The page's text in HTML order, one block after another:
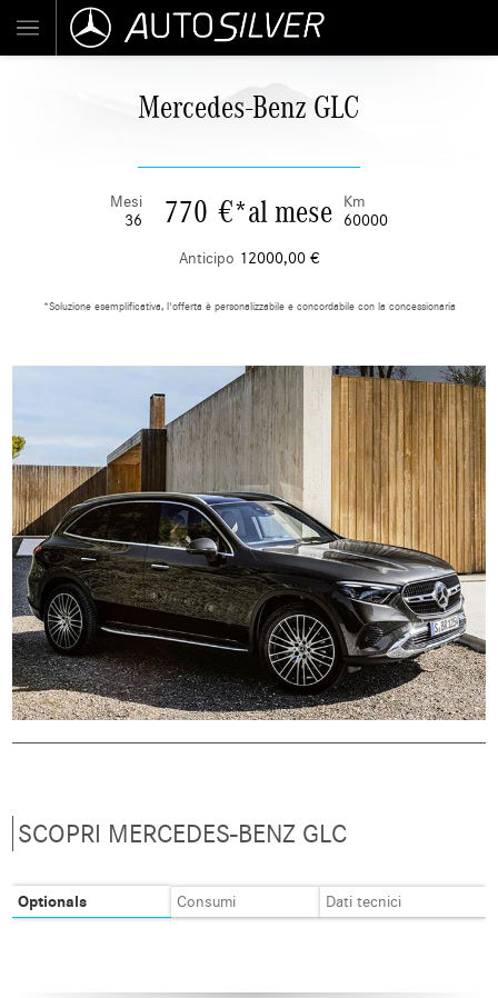
Mercedes-Benz GLC
Mesi
36
770 €*al mese
Km
60000
Anticipo 12000,00 €
*Soluzione esemplificativa, l'offerta è personalizzabile e concordabile con la concessionaria
SCOPRI MERCEDES-BENZ GLC
Optionals Consumi Dati tecnici